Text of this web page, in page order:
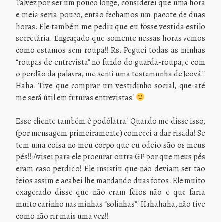
Talvez por ser um pouco longe, considerei que uma hora
e meia seria pouco, então fechamos um pacote de duas
horas. Ele também me pediu que eu fosse vestida estilo
secretária. Engraçado que somente nessas horas vemos
como estamos sem roupa!! Rs. Peguei todas as minhas
“roupas de entrevista” no fundo do guarda-roupa, e com
o perdão da palavra, me senti uma testemunha de Jeová!!
Haha. Tive que comprar um vestidinho social, que até
me será útil em futuras entrevistas!
Esse cliente também é podólatra! Quando me disse isso,
(por mensagem primeiramente) comecei a dar risada! Se
tem uma coisa no meu corpo que eu odeio são os meus
pés!! Avisei para ele procurar outra GP por que meus pés
eram caso perdido! Ele insistiu que não deviam ser tão
feios assim e acabei lhe mandando duas fotos. Ele muito
exagerado disse que não eram feios não e que faria
muito carinho nas minhas “solinhas”! Hahahaha, não tive
como não rir mais uma vez!!